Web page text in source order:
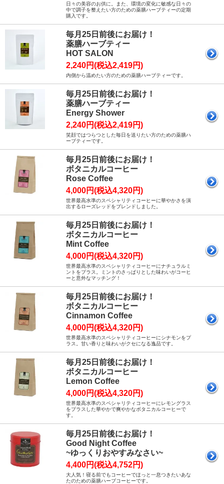
日々の美容のお供に。また、環境の変化に敏感な日々の
中で調子を整えたい方のための薬膳ハーブティーの定期
購入です。
毎月25日前後にお届け！
薬膳ハーブティー
HOT SALON
2,240円(税込2,419円)
内側から温めたい方のための薬膳ハーブティーです。
毎月25日前後にお届け！
薬膳ハーブティー
Energy Shower
2,240円(税込2,419円)
笑顔ではつらつとした毎日を送りたい方のための薬膳ハ
ーブティーです。
毎月25日前後にお届け！
ボタニカルコーヒー
Rose Coffee
4,000円(税込4,320円)
世界最高水準のスペシャリティコーヒーに華やかさを演
出するローズレッドをブレンドしました。
毎月25日前後にお届け！
ボタニカルコーヒー
Mint Coffee
4,000円(税込4,320円)
世界最高水準のスペシャリティコーヒーにナチュラルミ
ントをプラス。ミントのさっぱりとした味わいがコーヒ
ーと意外なマッチング！
毎月25日前後にお届け！
ボタニカルコーヒー
Cinnamon Coffee
4,000円(税込4,320円)
世界最高水準のスペシャリティコーヒーにシナモンをプ
ラス。甘い香りと味わいがクセになる逸品です。
毎月25日前後にお届け！
ボタニカルコーヒー
Lemon Coffee
4,000円(税込4,320円)
世界最高水準のスペシャリティコーヒーにレモングラス
をプラスした華やかで爽やかなボタニカルコーヒーで
す。
毎月25日前後にお届け！
Good Night Coffee
~ゆっくりおやすみなさい~
4,400円(税込4,752円)
大人気！寝る前でもコーヒーでほっと一息つきたいあな
たのための薬膳ハーブコーヒーです。